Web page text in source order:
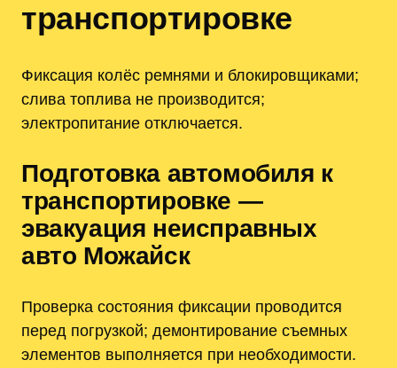
транспортировке
Фиксация колёс ремнями и блокировщиками;
слива топлива не производится;
электропитание отключается.
Подготовка автомобиля к
транспортировке —
эвакуация неисправных
авто Можайск
Проверка состояния фиксации проводится
перед погрузкой; демонтирование съемных
элементов выполняется при необходимости.